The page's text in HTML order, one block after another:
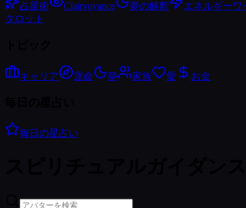
占星術 Clairvoyance 夢の解釈 エネルギーワ
タロット
キャリア 運命 夢 家族 愛 お金
毎日の星占い